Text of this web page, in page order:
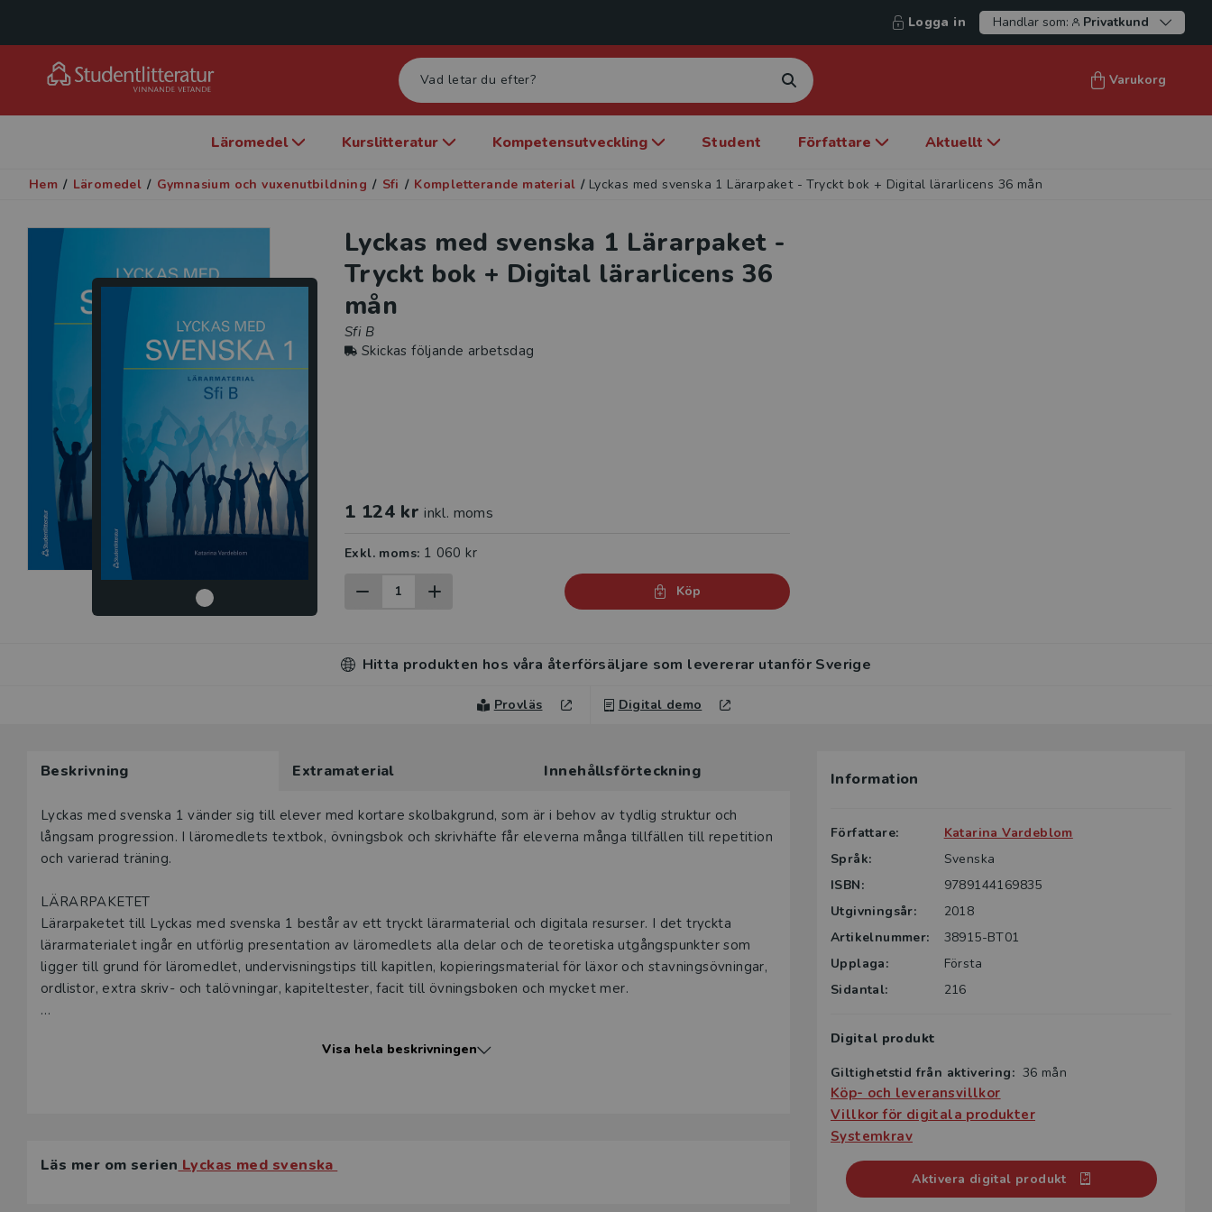
Logga in Handlar som: Privatkund
Varukorg
Läromedel Kurslitteratur Kompetensutveckling Student Författare Aktuellt
Hem / Läromedel / Gymnasium och vuxenutbildning / Sfi / Kompletterande material / Lyckas med svenska 1 Lärarpaket - Tryckt bok + Digital lärarlicens 36 mån
Lyckas med svenska 1 Lärarpaket -
Tryckt bok + Digital lärarlicens 36
mån
Sfi B
Skickas följande arbetsdag
1 124 kr inkl. moms
Exkl. moms: 1 060 kr
Köp
Hitta produkten hos våra återförsäljare som levererar utanför Sverige
Provläs Digital demo
Beskrivning Extramaterial Innehållsförteckning
Beskrivning
Lyckas med svenska 1 vänder sig till elever med kortare skolbakgrund, som är i behov av tydlig struktur och
långsam progression. I läromedlets textbok, övningsbok och skrivhäfte får eleverna många tillfällen till repetition
och varierad träning.
LÄRARPAKETET
Lärarpaketet till Lyckas med svenska 1 består av ett tryckt lärarmaterial och digitala resurser. I det tryckta
lärarmaterialet ingår en utförlig presentation av läromedlets alla delar och de teoretiska utgångspunkter som
ligger till grund för läromedlet, undervisningstips till kapitlen, kopieringsmaterial för läxor och stavningsövningar,
ordlistor, extra skriv- och talövningar, kapiteltester, facit till övningsboken och mycket mer.
Du får här tillgång till elevernas digitala läromedel samt andra digitala resurser, som utskrivbara förslag på
• Förslag på studieplaner
Visa hela beskrivningen
Läs mer om serien Lyckas med svenska
Information
Författare:
Katarina Vardeblom
Språk:
Svenska
ISBN:
9789144169835
Utgivningsår:
2018
Artikelnummer:
38915-BT01
Upplaga:
Första
Sidantal:
216
Digital produkt
Giltighetstid från aktivering: 36 mån
Köp- och leveransvillkor
Villkor för digitala produkter
Systemkrav
Aktivera digital produkt